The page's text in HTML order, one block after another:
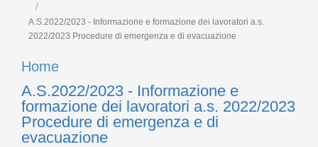
A.S.2022/2023 - Informazione e formazione dei lavoratori a.s.
2022/2023 Procedure di emergenza e di evacuazione
Home
A.S.2022/2023 - Informazione e
formazione dei lavoratori a.s. 2022/2023
Procedure di emergenza e di
evacuazione